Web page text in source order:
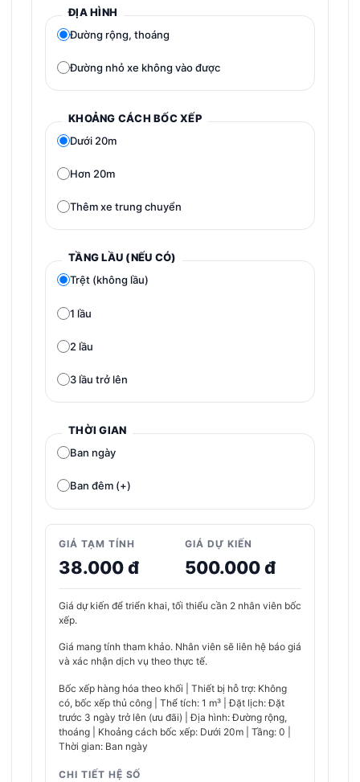
ĐỊA HÌNH
Đường rộng, thoáng
Đường nhỏ xe không vào được
KHOẢNG CÁCH BỐC XẾP
Dưới 20m
Hơn 20m
Thêm xe trung chuyển
TẦNG LẦU (NẾU CÓ)
Trệt (không lầu)
1 lầu
2 lầu
3 lầu trở lên
THỜI GIAN
Ban ngày
Ban đêm (+)
GIÁ TẠM TÍNH
38.000 đ
GIÁ DỰ KIẾN
500.000 đ
Giá dự kiến để triển khai, tối thiểu cần 2 nhân viên bốc
xếp.
Giá mang tính tham khảo. Nhân viên sẽ liên hệ báo giá
và xác nhận dịch vụ theo thực tế.
Bốc xếp hàng hóa theo khối | Thiết bị hỗ trợ: Không
có, bốc xếp thủ công | Thể tích: 1 m³ | Đặt lịch: Đặt
trước 3 ngày trở lên (ưu đãi) | Địa hình: Đường rộng,
thoáng | Khoảng cách bốc xếp: Dưới 20m | Tầng: 0 |
Thời gian: Ban ngày
CHI TIẾT HỆ SỐ